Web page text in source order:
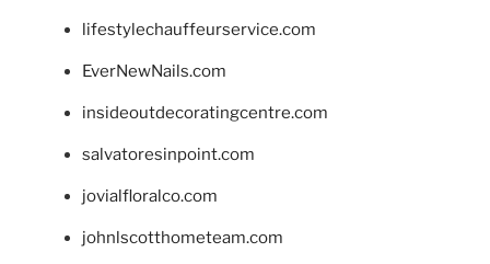
lifestylechauffeurservice.com
EverNewNails.com
insideoutdecoratingcentre.com
salvatoresinpoint.com
jovialfloralco.com
johnlscotthometeam.com